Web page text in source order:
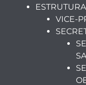
VICE-